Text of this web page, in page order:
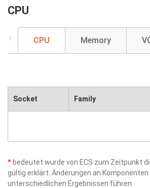
CPU
CPU Memory
Socket Family
* bedeutet wurde von ECS zum Zeitpunkt
gültig erklärt. Änderungen an Komponenten
unterschiedlichen Ergebnissen führen.